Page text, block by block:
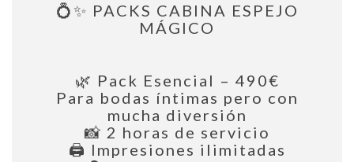
💍✨ PACKS CABINA ESPEJO
MÁGICO
🌿 Pack Esencial – 490€
Para bodas íntimas pero con
mucha diversión
📸 2 horas de servicio
🖨️ Impresiones ilimitadas